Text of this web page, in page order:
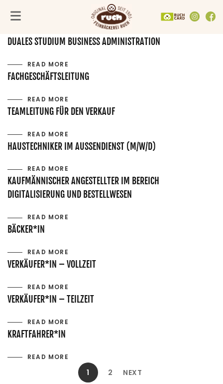
FACH­GESCHÄFTE
Alle Fachgeschäfte
Göttingen
Hildesheim
Northeim
PRODUKTE
VEGANE PRODUKTE
GUTSCHEINE
AKTIONEN
UNTERNEHMEN
Feinbäckerei Ruch
Mannamia
Backmanufaktur
Nachhaltig & regional
Gemeinsam Gutes tun
AUSHILFE in der Reinigung
DUALES STUDIUM BUSINESS ADMINISTRATION
READ MORE
FACHGESCHÄFTSLEITUNG
READ MORE
TEAMLEITUNG FÜR DEN VERKAUF
READ MORE
HAUSTECHNIKER IM AUSSENDIENST (M/W/D)
READ MORE
KAUFMÄNNISCHER ANGESTELLTER IM BEREICH
DIGITALISIERUNG UND BESTELLWESEN
READ MORE
BÄCKER*IN
READ MORE
VERKÄUFER*IN – VOLLZEIT
READ MORE
VERKÄUFER*IN – TEILZEIT
READ MORE
KRAFTFAHRER*IN
READ MORE
1 2 NEXT